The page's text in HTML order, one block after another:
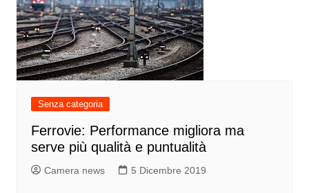
Senza categoria
Ferrovie: Performance migliora ma
serve più qualità e puntualità
Camera news 5 Dicembre 2019